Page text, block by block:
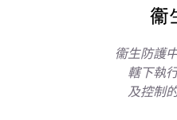
衞生防護
轄下執
及控制